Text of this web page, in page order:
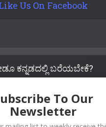
Us On Facebook
ಕನ್ನಡದಲ್ಲಿ ಬರೆಯಬೇಕೆ?
To Our
Newsletter